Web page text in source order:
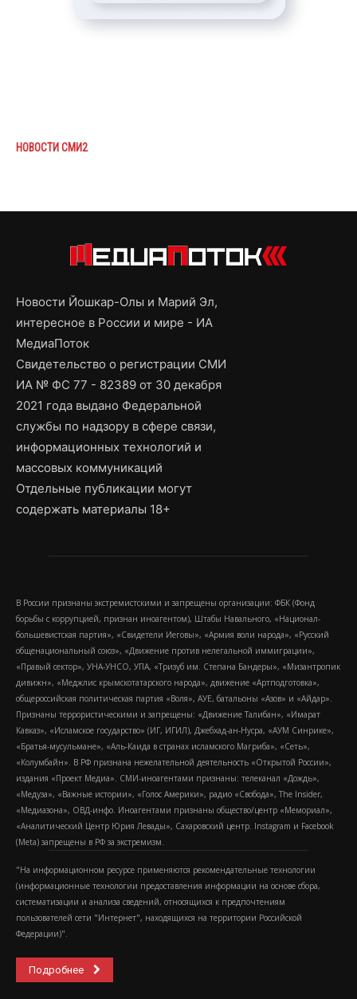
НОВОСТИ СМИ2
Новости Йошкар-Олы и Марий Эл,
интересное в России и мире - ИА
МедиаПоток
Свидетельство о регистрации СМИ
ИА № ФС 77 - 82389 от 30 декабря
2021 года выдано Федеральной
службы по надзору в сфере связи,
информационных технологий и
массовых коммуникаций
Отдельные публикации могут
содержать материалы 18+
В России признаны экстремистскими и запрещены организации: ФБК (Фонд
борьбы с коррупцией, признан иноагентом), Штабы Навального, «Национал-
большевистская партия», «Свидетели Иеговы», «Армия воли народа», «Русский
общенациональный союз», «Движение против нелегальной иммиграции»,
«Правый сектор», УНА-УНСО, УПА, «Тризуб им. Степана Бандеры», «Мизантропик
дивижн», «Меджлис крымскотатарского народа», движение «Артподготовка»,
общероссийская политическая партия «Воля», АУЕ, батальоны «Азов» и «Айдар».
Признаны террористическими и запрещены: «Движение Талибан», «Имарат
Кавказ», «Исламское государство» (ИГ, ИГИЛ), Джебхад-ан-Нусра, «АУМ Синрике»,
«Братья-мусульмане», «Аль-Каида в странах исламского Магриба», «Сеть»,
«Колумбайн». В РФ признана нежелательной деятельность «Открытой России»,
издания «Проект Медиа». СМИ-иноагентами признаны: телеканал «Дождь»,
«Медуза», «Важные истории», «Голос Америки», радио «Свобода», The Insider,
«Медиазона», ОВД-инфо. Иноагентами признаны общество/центр «Мемориал»,
«Аналитический Центр Юрия Левады», Сахаровский центр. Instagram и Facebook
(Metа) запрещены в РФ за экстремизм.
"На информационном ресурсе применяются рекомендательные технологии
(информационные технологии предоставления информации на основе сбора,
систематизации и анализа сведений, относящихся к предпочтениям
пользователей сети "Интернет", находящихся на территории Российской
Федерации)".
Подробнее